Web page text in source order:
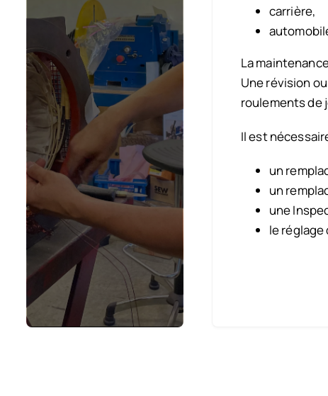
carrière,
La
Une révision
roulements de
Il est
un
un
une
le réglage